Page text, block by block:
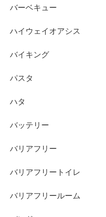
バーベキュー
ハイウェイオアシス
バイキング
パスタ
ハタ
バッテリー
バリアフリー
バリアフリートイレ
バリアフリールーム